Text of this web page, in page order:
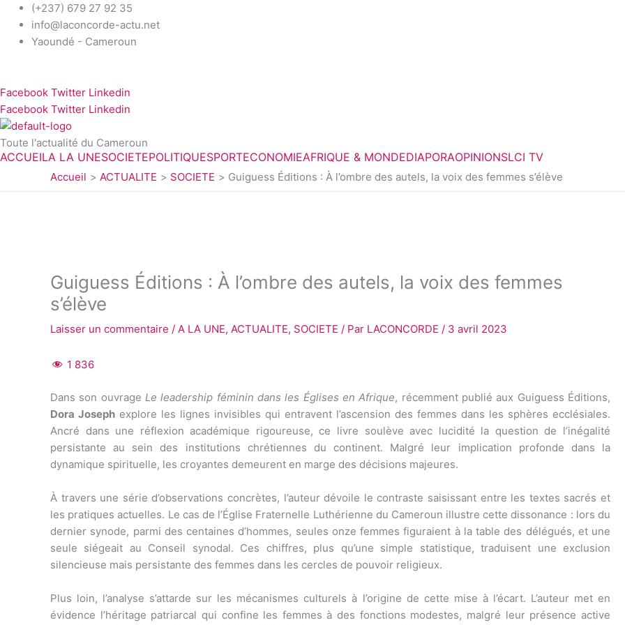
Aller
contenu
(+237) 679 27 92 35
info@laconcorde-actu.net
Yaoundé - Cameroun
Facebook Twitter Linkedin
Facebook Twitter Linkedin
Toute l'actualité du Cameroun
ACCUEILA LA UNESOCIETEPOLITIQUESPORTECONOMIEAFRIQUE & MONDEDIAPORAOPINIONSLCI TV
Accueil ACTUALITE SOCIETE Guiguess Éditions : À l’ombre des autels, la voix des femmes s’élève
Guiguess Éditions : À l’ombre des autels, la voix des femmes
s’élève
Laisser un commentaire / A LA UNE, ACTUALITE, SOCIETE / Par LACONCORDE / 3 avril 2023
1 836
Dans son ouvrage Le leadership féminin dans les Églises en Afrique, récemment publié aux Guiguess Éditions,
Dora Joseph explore les lignes invisibles qui entravent l’ascension des femmes dans les sphères ecclésiales.
Ancré dans une réflexion académique rigoureuse, ce livre soulève avec lucidité la question de l’inégalité
persistante au sein des institutions chrétiennes du continent. Malgré leur implication profonde dans la
dynamique spirituelle, les croyantes demeurent en marge des décisions majeures.
À travers une série d’observations concrètes, l’auteur dévoile le contraste saisissant entre les textes sacrés et
les pratiques actuelles. Le cas de l’Église Fraternelle Luthérienne du Cameroun illustre cette dissonance : lors du
dernier synode, parmi des centaines d’hommes, seules onze femmes figuraient à la table des délégués, et une
seule siégeait au Conseil synodal. Ces chiffres, plus qu’une simple statistique, traduisent une exclusion
silencieuse mais persistante des femmes dans les cercles de pouvoir religieux.
Plus loin, l’analyse s’attarde sur les mécanismes culturels à l’origine de cette mise à l’écart. L’auteur met en
évidence l’héritage patriarcal qui confine les femmes à des fonctions modestes, malgré leur présence active